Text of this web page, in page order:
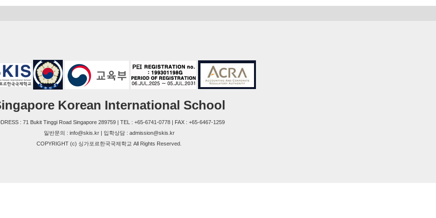
Korean International School
: 71 Bukit Tinggi Road Singapore 289759 | TEL : +65-6741-0778 | FAX : +65-6467-1259
일반문의 : info@skis.kr | 입학상담 : admission@skis.kr
COPYRIGHT (c) 싱가포르한국국제학교 All Rights Reserved.